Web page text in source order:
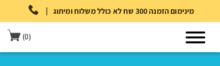
| מינימום הזמנה 300 שח לא כולל משלוח ומיתוג
(0)